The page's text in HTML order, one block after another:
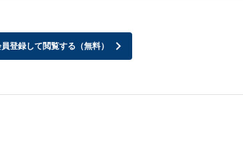
登録して閲覧する（無料）